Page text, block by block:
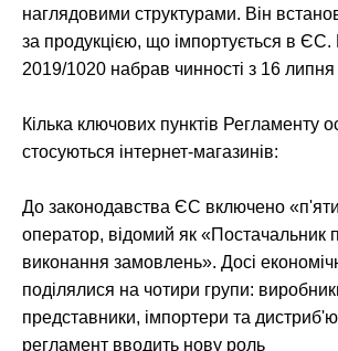
наглядовими структурами. Він
за продукцією, що імпортується в
2019/1020 набрав чинності з 16 липня
Кілька ключових пунктів Регламенту
стосуються інтернет-магазинів:
До законодавства ЄС включено
оператор, відомий як «Постачальник
виконання замовлень». Досі
поділялися на чотири групи:
представники, імпортери та
регламент вводить нову роль